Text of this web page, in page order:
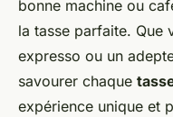
bonne machine ou
la tasse parfaite. Que
expresso ou un
savourer chaque
expérience unique et